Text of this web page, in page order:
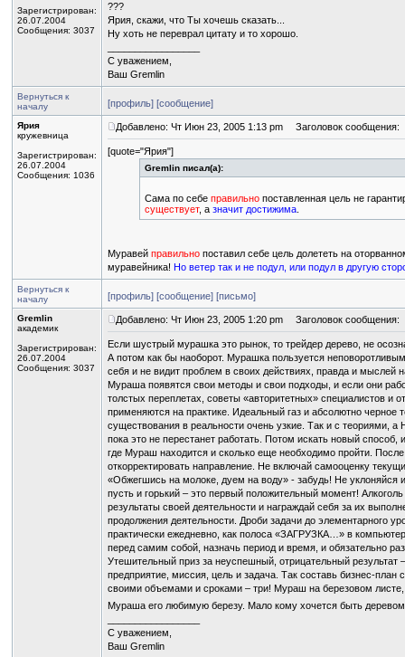
Зарегистрирован:
26.07.2004
Сообщения: 3037
???
Ярия, скажи, что Ты хочешь сказать...
Ну хоть не переврал цитату и то хорошо.
С уважением,
Ваш Gremlin
Вернуться к
началу
[профиль] [сообщение]
Ярия
кружевница
Зарегистрирован:
26.07.2004
Сообщения: 1036
Добавлено: Чт Июн 23, 2005 1:13 pm Заголовок сообщения:
[quote="Ярия"]
Gremlin писал(а):
Сама по себе правильно поставленная цель не
существует, а значит достижима
Муравей правильно поставил себе цель долететь на
муравейника! Но ветер так и не подул, или подул в другую
Вернуться к
началу
[профиль] [сообщение] [письмо]
Gremlin
академик
Зарегистрирован:
26.07.2004
Сообщения: 3037
Добавлено: Чт Июн 23, 2005 1:20 pm Заголовок сообщения:
Если шустрый мурашка это рынок, то трейдер дерево, не
А потом как бы наоборот. Мурашка пользуется
себя и не видит проблем в своих действиях, правда и мыслей
Мураша появятся свои методы и свои подходы, и если они
толстых переплетах, советы «авторитетных» специалистов и
применяются на практике. Идеальный газ и абсолютно черное
существования в реальности очень узкие. Так и с теориями,
пока это не перестанет работать. Потом искать новый
где Мураш находится и сколько еще необходимо пройти.
откорректировать направление. Не включай самооценку
«Обжегшись на молоке, дуем на воду» - забудь! Не уклоняйся
пусть и горький – это первый положительный момент!
результаты своей деятельности и награждай себя за их
продолжения деятельности. Дроби задачи до элементарного
практически ежедневно, как полоса «ЗАГРУЗКА…» в
перед самим собой, назначь период и время, и обязательно
Утешительный приз за неуспешный, отрицательный
предприятие, миссия, цель и задача. Так составь бизнес-план
своими объемами и сроками – три! Мураш на березовом
Мураша его любимую березу. Мало кому хочется быть
С уважением,
Ваш Gremlin